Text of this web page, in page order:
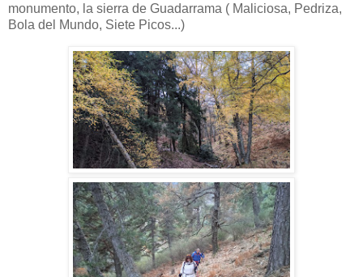
monumento, la sierra de Guadarrama ( Maliciosa, Pedriza,
Bola del Mundo, Siete Picos...)